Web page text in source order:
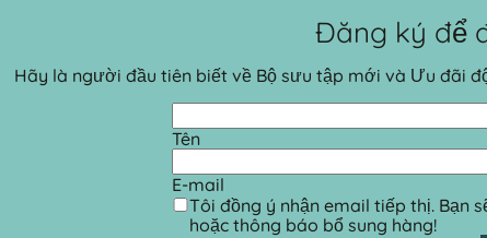
Đăng ký để
Hãy là người đầu tiên biết về Bộ sưu tập mới và Ưu đãi
Tên
E-mail
Tôi đồng ý nhận email tiếp thị. Bạn
hoặc thông báo bổ sung hàng!